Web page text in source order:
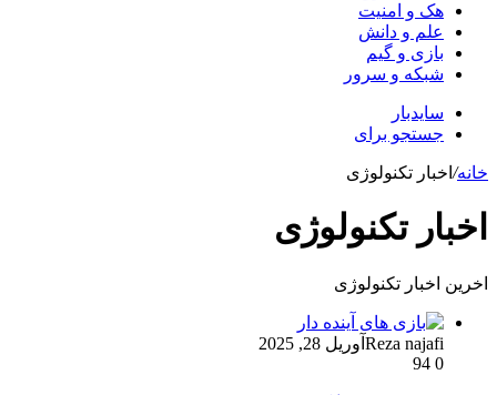
هک و امنیت
علم و دانش
بازی و گیم
شبکه و سرور
سایدبار
جستجو برای
خانه/ اخبار تکنولوژی
اخبار تکنولوژی
اخرین اخبار تکنولوژی
Reza najafi آوریل 28, 2025
0